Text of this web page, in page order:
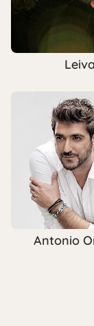
Leiva
Antonio